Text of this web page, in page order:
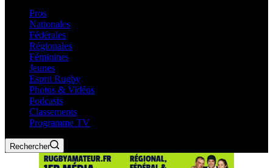
Pros
Nationales
Fédérales
Régionales
Féminines
Jeunes
Esprit Rugby
Photos & Vidéos
Podcasts
Classements
Programme TV
Rechercher